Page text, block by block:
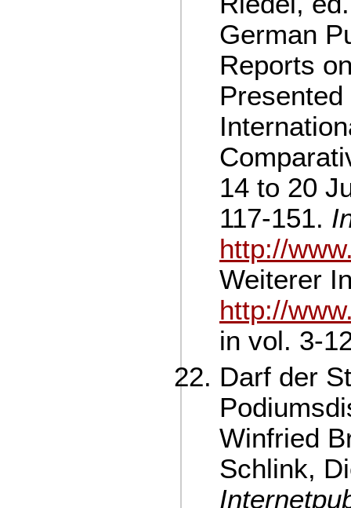
German
Reports
14 to 20
117-151.
http://
Weiterer
http://
in vol. 3-
Darf der
Winfried
Schlink,